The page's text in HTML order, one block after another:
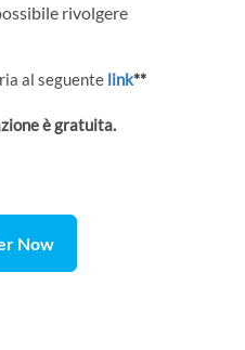
rivolgere
al seguente link**
è gratuita.
Now